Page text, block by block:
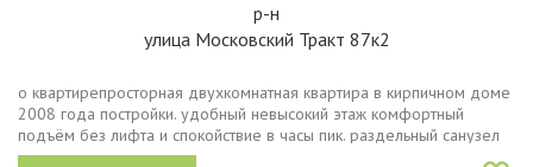
р-н
улица Московский Тракт 87к2
о квартирепросторная двухкомнатная квартира в кирпичном доме
2008 года постройки. удобный невысокий этаж комфортный
подъём без лифта и спокойствие в часы пик. раздельный санузел
практичное решение для семьи. две просторные комнаты